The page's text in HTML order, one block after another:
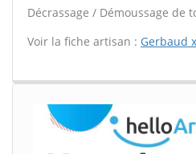
Décrassage / Démoussage de
Voir la fiche artisan : Gerbaud